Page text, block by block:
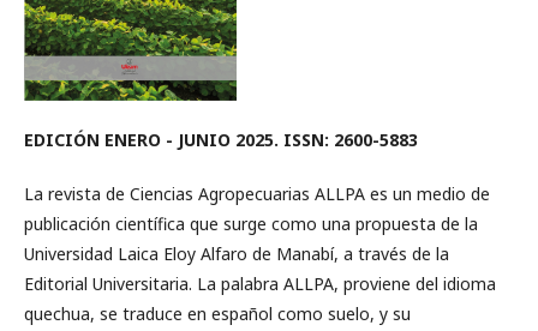
EDICIÓN ENERO - JUNIO 2025. ISSN: 2600-5883
La revista de Ciencias Agropecuarias ALLPA es un medio de
publicación científica que surge como una propuesta de la
Universidad Laica Eloy Alfaro de Manabí, a través de la
Editorial Universitaria. La palabra ALLPA, proviene del idioma
quechua, se traduce en español como suelo, y su